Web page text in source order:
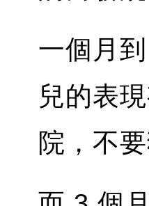
一個月
兒的表
院，不要